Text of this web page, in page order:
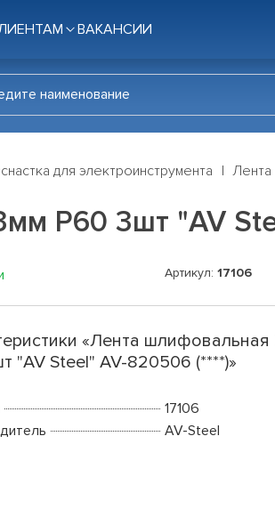
ВАКАНСИИ
для электроинструмента Лента
Р60 3шт "AV
Артикул: 17106
«Лента
"AV Steel" AV-820506 (****)»
17106
AV-Steel